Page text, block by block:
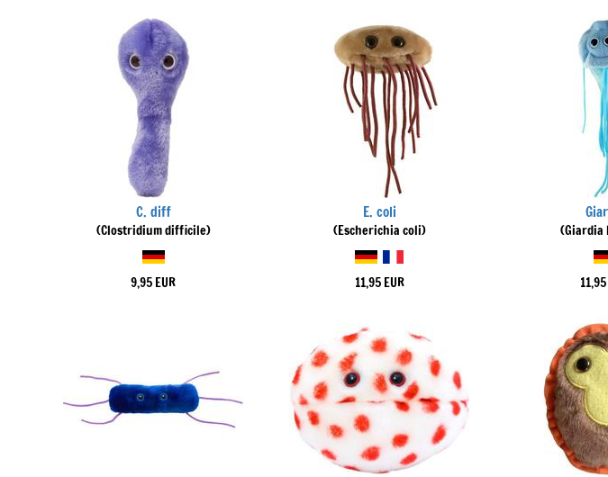
C. diff
(Clostridium difficile)
9,95 EUR
E. coli
(Escherichia coli)
11,95 EUR
(Giardia